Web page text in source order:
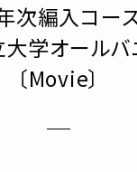
次編入コー
大学オール
〔Movie〕